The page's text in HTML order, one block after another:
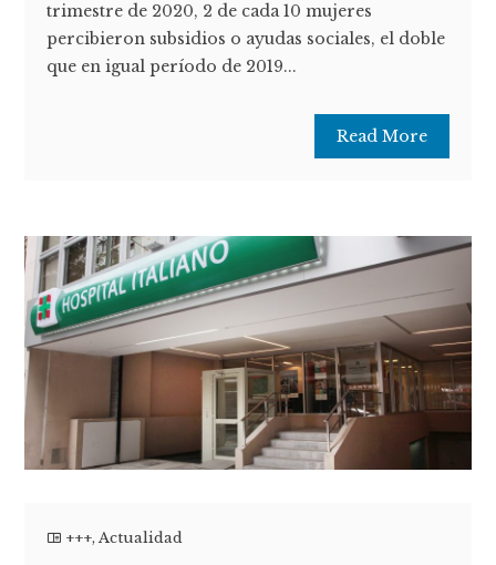
trimestre de 2020, 2 de cada 10 mujeres
percibieron subsidios o ayudas sociales, el doble
que en igual período de 2019...
Read More
+++,Actualidad